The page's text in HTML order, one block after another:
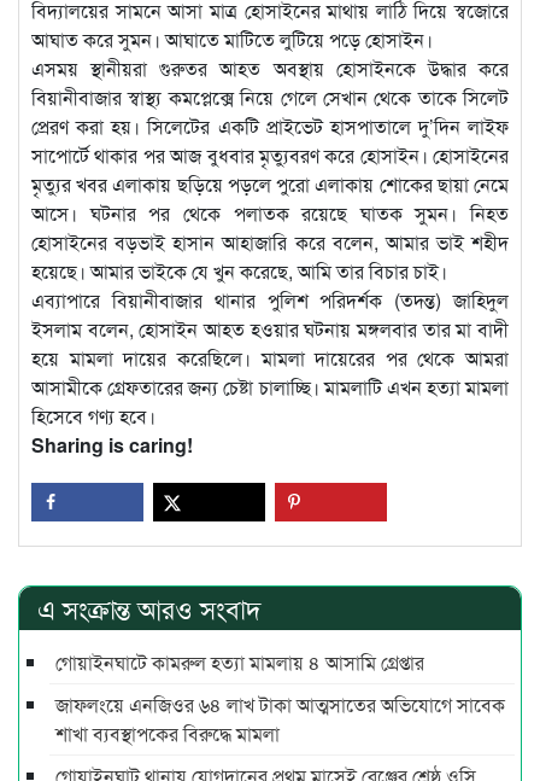
বিদ্যালয়ের সামনে আসা মাত্র হোসাইনের মাথায় লাঠি দিয়ে স্বজোরে
আঘাত করে সুমন। আঘাতে মাটিতে লুটিয়ে পড়ে হোসাইন।
এসময় স্থানীয়রা গুরুতর আহত অবস্থায় হোসাইনকে উদ্ধার করে
বিয়ানীবাজার স্বাস্থ্য কমপ্লেক্সে নিয়ে গেলে সেখান থেকে তাকে সিলেট
প্রেরণ করা হয়। সিলেটের একটি প্রাইভেট হাসপাতালে দু’দিন লাইফ
সাপোর্টে থাকার পর আজ বুধবার মৃত্যুবরণ করে হোসাইন। হোসাইনের
মৃত্যুর খবর এলাকায় ছড়িয়ে পড়লে পুরো এলাকায় শোকের ছায়া নেমে
আসে। ঘটনার পর থেকে পলাতক রয়েছে ঘাতক সুমন। নিহত
হোসাইনের বড়ভাই হাসান আহাজারি করে বলেন, আমার ভাই শহীদ
হয়েছে। আমার ভাইকে যে খুন করেছে, আমি তার বিচার চাই।
এব্যাপারে বিয়ানীবাজার থানার পুলিশ পরিদর্শক (তদন্ত) জাহিদুল
ইসলাম বলেন, হোসাইন আহত হওয়ার ঘটনায় মঙ্গলবার তার মা বাদী
হয়ে মামলা দায়ের করেছিলে। মামলা দায়েরের পর থেকে আমরা
আসামীকে গ্রেফতারের জন্য চেষ্টা চালাচ্ছি। মামলাটি এখন হত্যা মামলা
হিসেবে গণ্য হবে।
Sharing is caring!
এ সংক্রান্ত আরও সংবাদ
গোয়াইনঘাটে কামরুল হত্যা মামলায় ৪ আসামি গ্রেপ্তার
জাফলংয়ে এনজিওর ৬৪ লাখ টাকা আত্মসাতের অভিযোগে সাবেক
শাখা ব্যবস্থাপকের বিরুদ্ধে মামলা